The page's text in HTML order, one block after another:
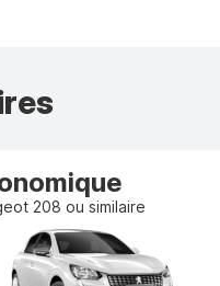
208 ou similaire